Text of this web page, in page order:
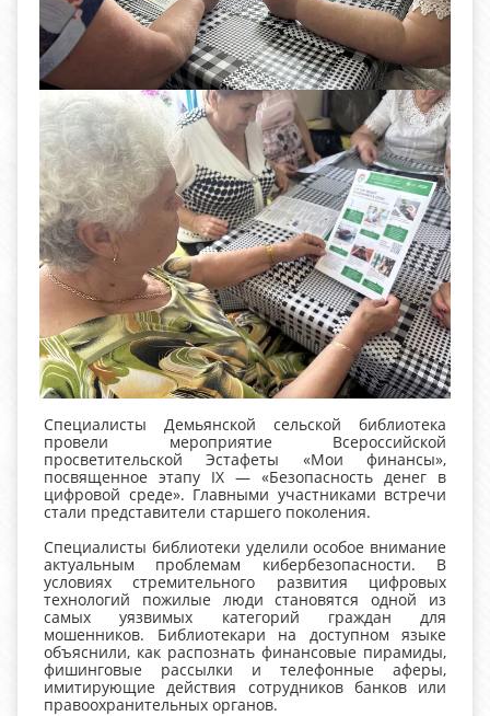
Специалисты Демьянской сельской библиотека
провели мероприятие Всероссийской
просветительской Эстафеты «Мои финансы»,
посвященное этапу IX — «Безопасность денег в
цифровой среде». Главными участниками встречи
стали представители старшего поколения.
Специалисты библиотеки уделили особое внимание
актуальным проблемам кибербезопасности. В
условиях стремительного развития цифровых
технологий пожилые люди становятся одной из
самых уязвимых категорий граждан для
мошенников. Библиотекари на доступном языке
объяснили, как распознать финансовые пирамиды,
фишинговые рассылки и телефонные аферы,
имитирующие действия сотрудников банков или
правоохранительных органов.